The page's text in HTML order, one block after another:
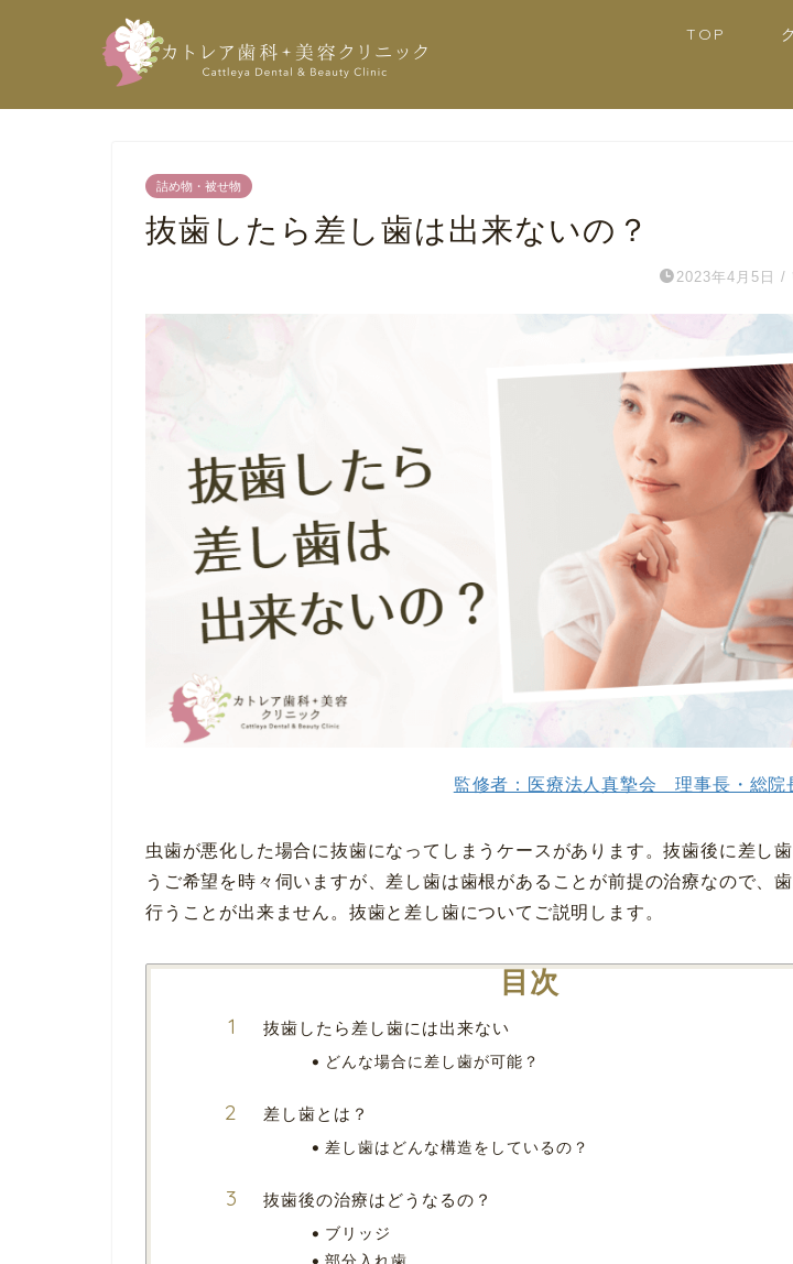
TOP
詰め物・被せ物
抜歯したら差し歯は出来ないの？
2023年4月5日 /
監修者：医療法人真摯会 理事長・総
虫歯が悪化した場合に抜歯になってしまうケースがあります。抜歯後に差し
うご希望を時々伺いますが、差し歯は歯根があることが前提の治療なので、
行うことが出来ません。抜歯と差し歯についてご説明します。
目次
抜歯したら差し歯には出来ない
どんな場合に差し歯が可能？
差し歯とは？
差し歯はどんな構造をしているの？
抜歯後の治療はどうなるの？
ブリッジ